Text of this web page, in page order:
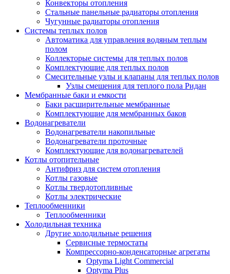
Конвекторы отопления
Стальные панельные радиаторы отопления
Чугунные радиаторы отопления
Системы теплых полов
Автоматика для управления водяным теплым
полом
Коллекторые системы для теплых полов
Комплектующие для теплых полов
Смесительные узлы и клапаны для теплых полов
Узлы смешения для теплого пола Ридан
Мембранные баки и емкости
Баки расширительные мембранные
Комплектующие для мембранных баков
Водонагреватели
Водонагреватели накопильные
Водонагреватели проточные
Комплектующие для водонагревателей
Котлы отопительные
Антифриз для систем отопления
Котлы газовые
Котлы твердотопливные
Котлы электрические
Теплообменники
Теплообменники
Холодильная техника
Другие холодильные решения
Сервисные термостаты
Компрессорно-конденсаторные агрегаты
Optyma Light Commercial
Optyma Plus